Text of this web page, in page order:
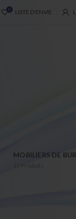
0 LISTE D'ENVIE
MOBILIERS DE